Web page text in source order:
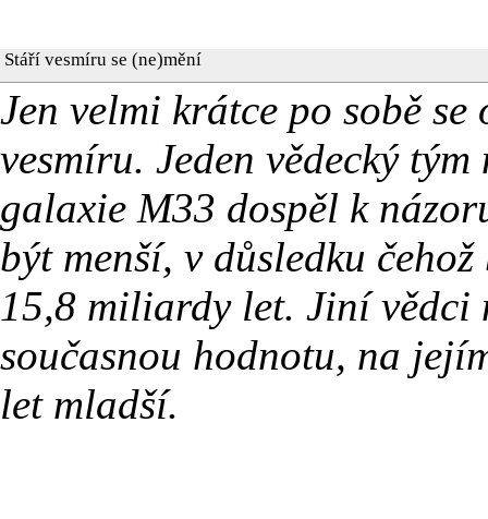
Stáří vesmíru se (ne)mění
Jen velmi krátce po sobě
vesmíru. Jeden vědecký
galaxie M33 dospěl k
být menší, v důsledku
15,8 miliardy let. Jiní
současnou hodnotu, na
let mladší.